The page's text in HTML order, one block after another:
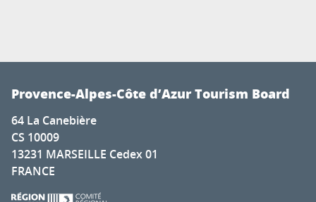
Provence-Alpes-Côte d’Azur Tourism Board
64 La Canebière
CS 10009
13231 MARSEILLE Cedex 01
FRANCE